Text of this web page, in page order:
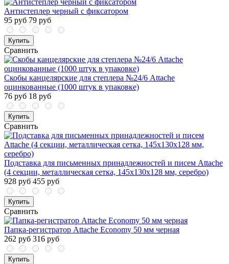
Антистеплер черный с фиксатором
95 руб 79 руб
Купить
Сравнить
Скобы канцелярские для степлера №24/6 Attache
оцинкованные (1000 штук в упаковке)
76 руб 18 руб
Купить
Сравнить
Подставка для письменных принадлежностей и писем Attache
(4 секции, металлическая сетка, 145х130х128 мм, серебро)
928 руб 455 руб
Купить
Сравнить
Папка-регистратор Attache Economy 50 мм черная
262 руб 316 руб
Купить